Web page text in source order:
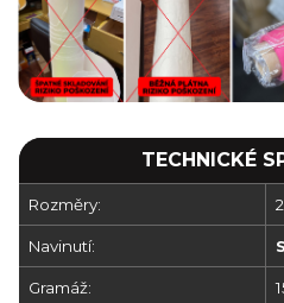
TECHNICKÉ
Rozměry:
Navinutí:
Gramáž: